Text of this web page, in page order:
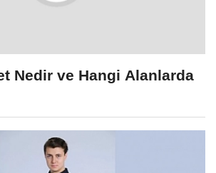
Nedir ve Hangi Alanlarda